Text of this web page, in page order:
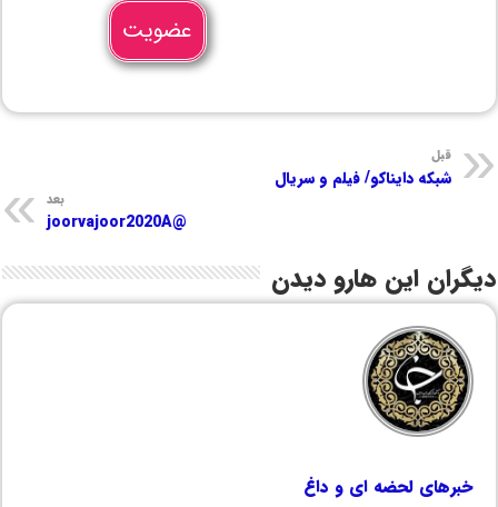
عضویت
قبل
شبکه دایناکو/ فیلم و سریال
بعد
@joorvajoor2020A
دیگران این هارو دیدن
خبرهای لحضه ای و داغ